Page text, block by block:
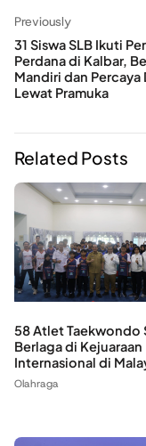
Previously
31 Siswa SLB Ikuti
Perdana di Kalbar,
Mandiri dan Percaya
Lewat Pramuka
Related Posts
58 Atlet Taekwondo
Berlaga di Kejuaraan
Internasional di
Olahraga